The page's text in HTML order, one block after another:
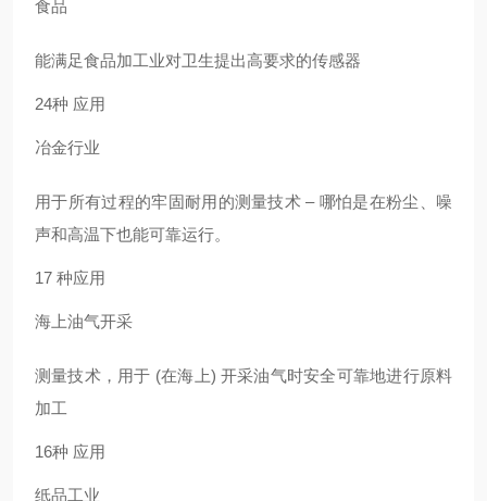
食品
能满足食品加工业对卫生提出高要求的传感器
24种 应用
冶金行业
用于所有过程的牢固耐用的测量技术 – 哪怕是在粉尘、噪
声和高温下也能可靠运行。
17 种应用
海上油气开采
测量技术，用于 (在海上) 开采油气时安全可靠地进行原料
加工
16种 应用
纸品工业